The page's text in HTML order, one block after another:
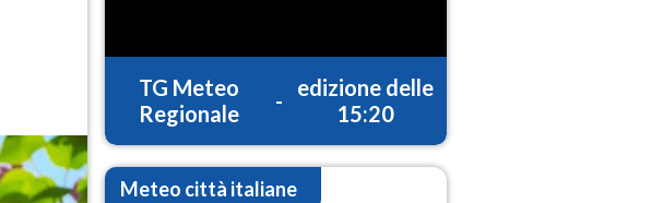
TG Meteo
Regionale
-
edizione delle
15:20
Meteo città italiane